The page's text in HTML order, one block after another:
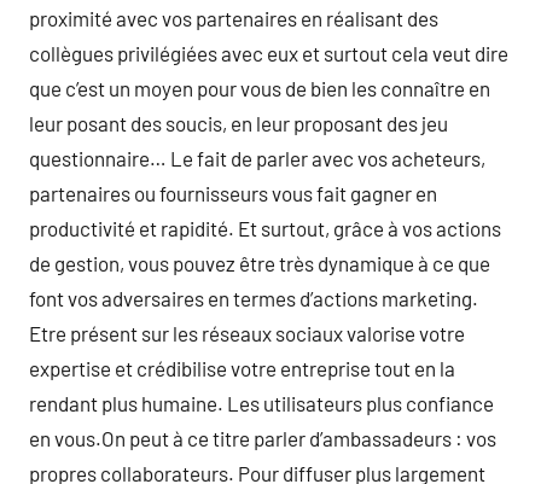
proximité avec vos partenaires en réalisant des
collègues privilégiées avec eux et surtout cela veut dire
que c’est un moyen pour vous de bien les connaître en
leur posant des soucis, en leur proposant des jeu
questionnaire… Le fait de parler avec vos acheteurs,
partenaires ou fournisseurs vous fait gagner en
productivité et rapidité. Et surtout, grâce à vos actions
de gestion, vous pouvez être très dynamique à ce que
font vos adversaires en termes d’actions marketing.
Etre présent sur les réseaux sociaux valorise votre
expertise et crédibilise votre entreprise tout en la
rendant plus humaine. Les utilisateurs plus confiance
en vous.On peut à ce titre parler d’ambassadeurs : vos
propres collaborateurs. Pour diffuser plus largement